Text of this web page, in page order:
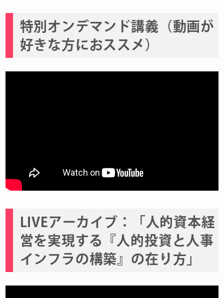
特別オンデマンド講義（動画が
好きな方におススメ）
LIVEアーカイブ：「人的資本経
営を実現する『人的投資と人事
インフラの構築』の在り方」